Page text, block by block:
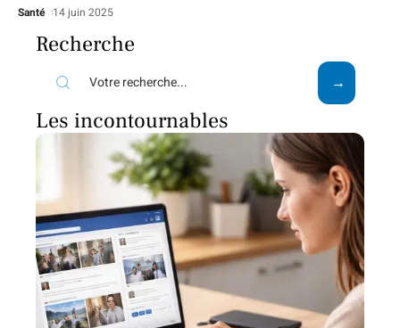
Santé 14 juin 2025
Recherche
Les incontournables